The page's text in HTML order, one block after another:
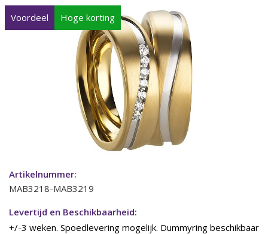
Voordeel Hoge korting
Artikelnummer:
MAB3218-MAB3219
Levertijd en Beschikbaarheid:
+/-3 weken. Spoedlevering mogelijk. Dummyring beschikbaar